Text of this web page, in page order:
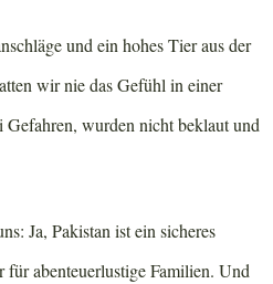
und ein hohes Tier aus der
wir nie das Gefühl in einer
wurden nicht beklaut und
Ja, Pakistan ist ein sicheres
abenteuerlustige Familien. Und